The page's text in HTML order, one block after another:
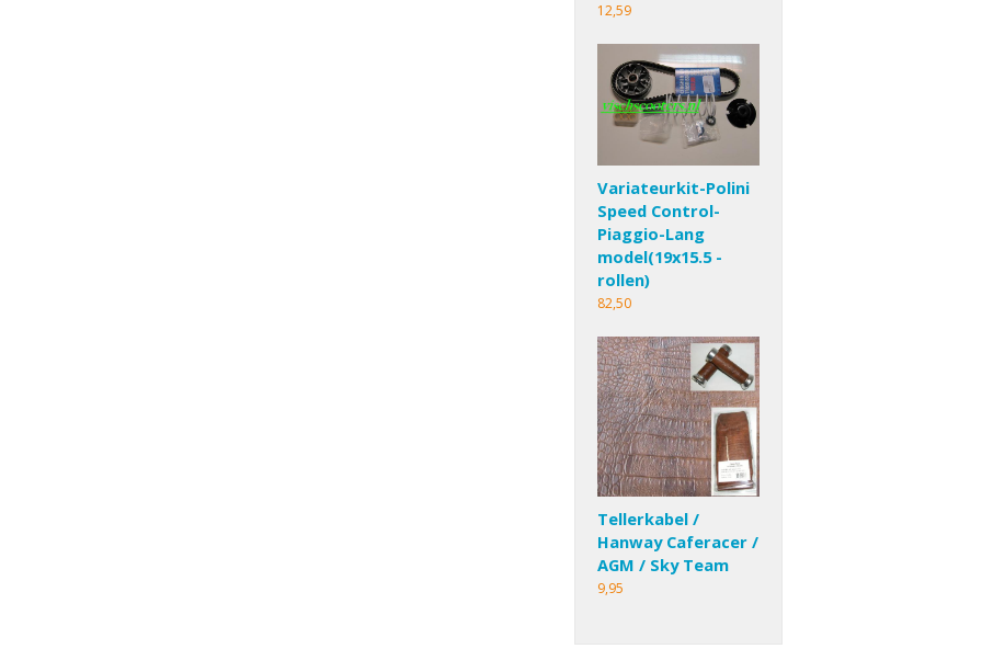
12,59
Variateurkit-Polini
Speed Control-
Piaggio-Lang
model(19x15.5 -
rollen)
82,50
Tellerkabel /
Hanway Caferacer /
AGM / Sky Team
9,95